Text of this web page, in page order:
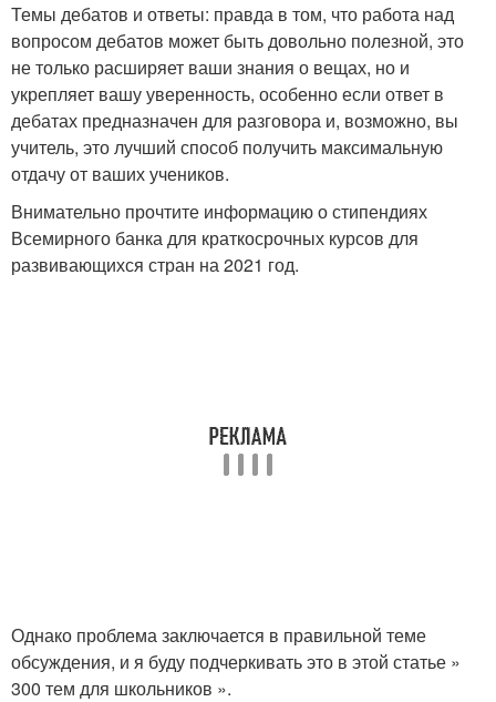
Темы дебатов и ответы: правда в том, что работа над
вопросом дебатов может быть довольно полезной, это
не только расширяет ваши знания о вещах, но и
укрепляет вашу уверенность, особенно если ответ в
дебатах предназначен для разговора и, возможно, вы
учитель, это лучший способ получить максимальную
отдачу от ваших учеников.
Внимательно прочтите информацию о стипендиях
Всемирного банка для краткосрочных курсов для
развивающихся стран на 2021 год.
Однако проблема заключается в правильной теме
обсуждения, и я буду подчеркивать это в этой статье »
300 тем для школьников ».